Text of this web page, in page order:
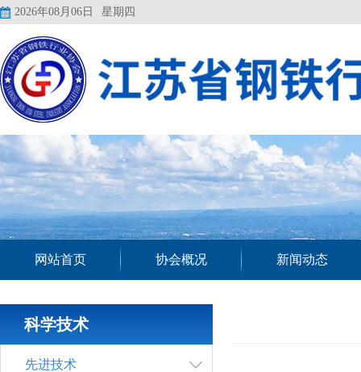
2026年08月06日 星期四
网站首页 协会概况 新闻动态
科学技术
先进技术